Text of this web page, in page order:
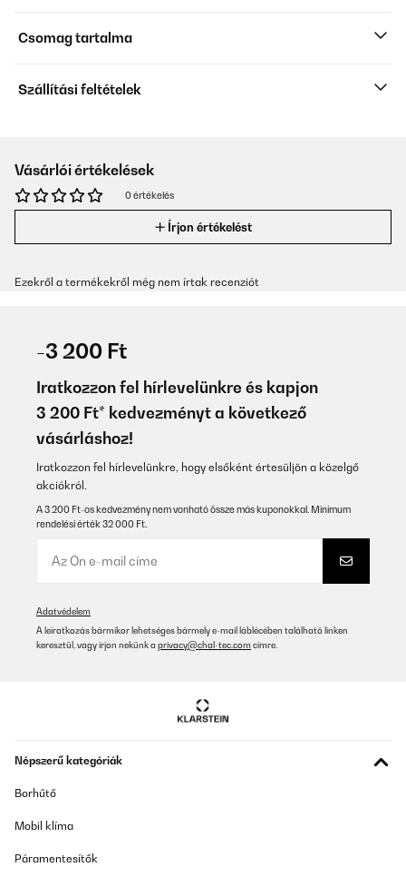
Csomag tartalma
Szállítási feltételek
Vásárlói értékelések
0 értékelés
Írjon értékelést
Ezekről a termékekről még nem írtak recenziót
-3 200 Ft
Iratkozzon fel hírlevelünkre és kapjon
3 200 Ft* kedvezményt a következő
vásárláshoz!
Iratkozzon fel hírlevelünkre, hogy elsőként értesüljön a közelgő
akciókról.
A 3 200 Ft-os kedvezmény nem vonható össze más kuponokkal. Minimum
rendelési érték 32 000 Ft.
Adatvédelem
A leiratkozás bármikor lehetséges bármely e-mail láblécében található linken
keresztül, vagy írjon nekünk a privacy@chal-tec.com címre.
Népszerű kategóriák
Borhűtő
Mobil klíma
Páramentesítők